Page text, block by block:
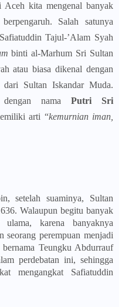
kita mengenal banyak
Salah satunya
Tajul-’Alam Syah
binti al-Marhum Sri Sultan
atau biasa dikenal dengan
dari Sultan Iskandar Muda.
nama Putri Sri
arti “kemurnian iman,
setelah suaminya, Sultan
Walaupun begitu banyak
karena banyaknya
seorang perempuan menjadi
Teungku Abdurrauf
perdebatan ini, sehingga
mengangkat Safiatuddin